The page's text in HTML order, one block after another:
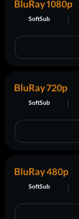
SoftSub
BluRay 1080p
SoftSub
BluRay 720p
SoftSub
BluRay 480p